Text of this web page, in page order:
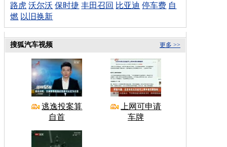
路虎 沃尔沃 保时捷 丰田召回 比亚迪 停车费 自
燃 以旧换新
更多 >>
搜狐汽车视频
逃逸投案算
自首
上网可申请
车牌